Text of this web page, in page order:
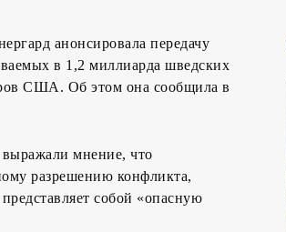
анонсировала передачу
в 1,2 миллиарда шведских
США. Об этом она сообщила в
мнение, что
разрешению конфликта,
собой «опасную